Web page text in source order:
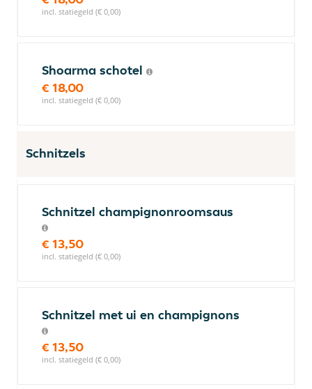
incl. statiegeld (€ 0,00)
Shoarma schotel
€ 18,00
incl. statiegeld (€ 0,00)
Schnitzels
Schnitzel champignonroomsaus
€ 13,50
incl. statiegeld (€ 0,00)
Schnitzel met ui en champignons
€ 13,50
incl. statiegeld (€ 0,00)